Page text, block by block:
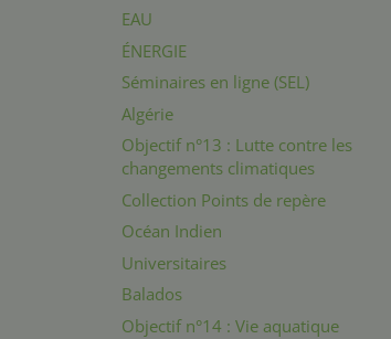
EAU
ÉNERGIE
Séminaires en ligne (SEL)
Algérie
Objectif n°13 : Lutte contre les
changements climatiques
Collection Points de repère
Océan Indien
Universitaires
Balados
Objectif n°14 : Vie aquatique